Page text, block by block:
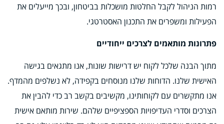
רמות הניהול לקבל החלטות מושכלות בביטחון, ובכך מייעלים את
הפעילות ומשפרים את התכנון האסטרטגי.
פתרונות מותאמים לצרכים ייחודיים
מתוך הבנה שלכל לקוח יש דרישות שונות, אנו מתגאים בגישה
האישית שלנו. הדוחות שלנו מנוסחים בקפידה, לא נשלפים מהמדף.
אנו מתקשרים עם לקוחותינו, מקשיבים בקשב רב כדי להבין את
הצרכים וסדרי העדיפויות הספציפיים שלהם. שירות מותאם אישית